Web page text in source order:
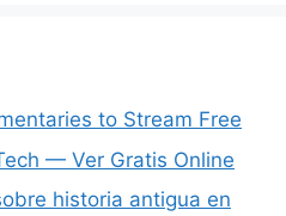
to Stream Free
— Ver Gratis Online
historia antigua en